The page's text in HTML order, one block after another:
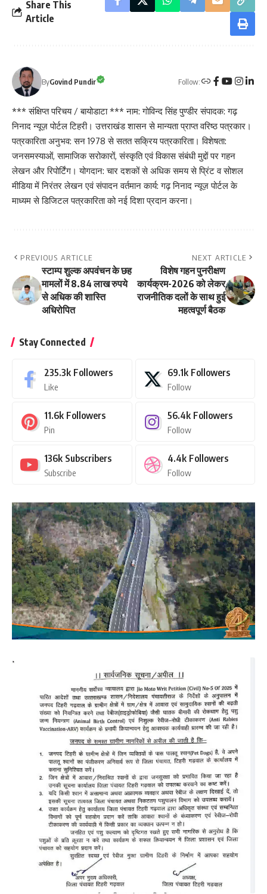
Share This
Article
ByGovind Pundir Follow:
*** संक्षिप्त परिचय / बायोडाटा *** नाम: गोविन्द सिंह पुण्डीर संपादक: गढ़
निनाद न्यूज़ पोर्टल टिहरी। उत्तराखंड शासन से मान्यता प्राप्त वरिष्ठ पत्रकार।
पत्रकारिता अनुभव: सन 1978 से सतत सक्रिय पत्रकारिता। विशेषता:
जनसमस्याओं, सामाजिक सरोकारों, संस्कृति एवं विकास संबंधी मुद्दों पर गहन
लेखन और रिपोर्टिंग। योगदान: चार दशकों से अधिक समय से प्रिंट व सोशल
मीडिया में निरंतर लेखन एवं संपादन वर्तमान कार्य: गढ़ निनाद न्यूज़ पोर्टल के
माध्यम से डिजिटल पत्रकारिता को नई दिशा प्रदान करना।
PREVIOUS ARTICLE
स्टाम्प शुल्क अपवंचन के छह
मामलों में 8.84 लाख रुपये
से अधिक की शास्ति
अधिरोपित
NEXT ARTICLE
विशेष गहन पुनरीक्षण
कार्यक्रम-2026 को लेकर
राजनीतिक दलों के साथ हुई
महत्वपूर्ण बैठक
Stay Connected
235.3k Followers
Like
69.1k Followers
Follow
11.6k Followers
Pin
56.4k Followers
Follow
136k Subscribers
Subscribe
4.4k Followers
Follow